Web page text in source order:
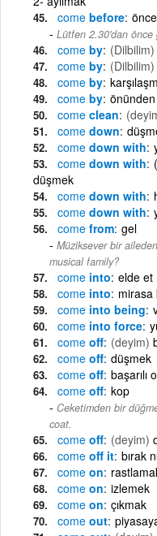
come before
Lütfen 2.30'dan önce
come by (Dilbilim)
come by (Dilbilim)
come by
come by
come clean
come down
come down with
come down with
düşmek
come down with
come down with
come from gel
Müziksever bir
musical family?
come into elde et
come into mirasa
come into being
come into force
come off (deyim)
come off düşmek
come off başarılı
come off kop
Ceketimden bir
coat.
come off (deyim)
come off it bırak
come on
come on izlemek
come on çıkmak
come out